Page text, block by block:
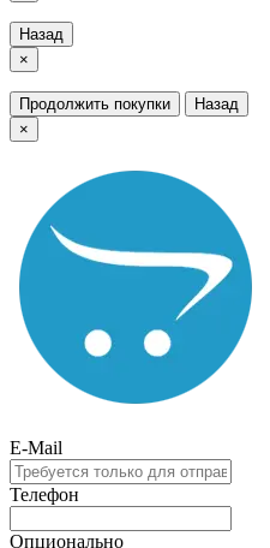
Назад
×
Продолжить покупки
Назад
×
E-Mail
Телефон
Опционально